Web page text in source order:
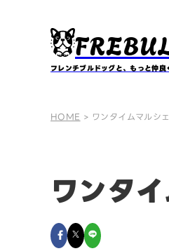
フレンチブルドッグと、もっと仲良
HOME > ワンタイムマルシェ
ワンタ